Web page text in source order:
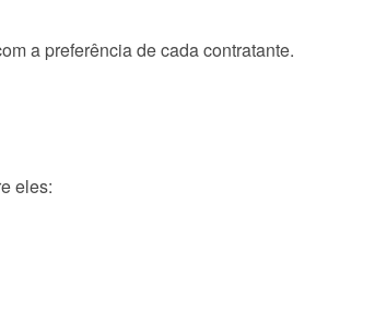
a preferência de cada contratante.
eles: